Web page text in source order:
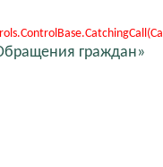
граждан»